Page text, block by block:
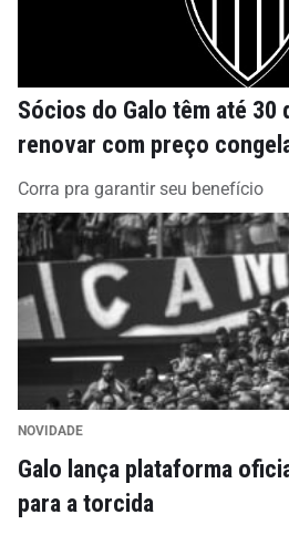
Sócios do Galo têm até 30
renovar com preço
Corra pra garantir seu benefício
NOVIDADE
Galo lança plataforma
para a torcida